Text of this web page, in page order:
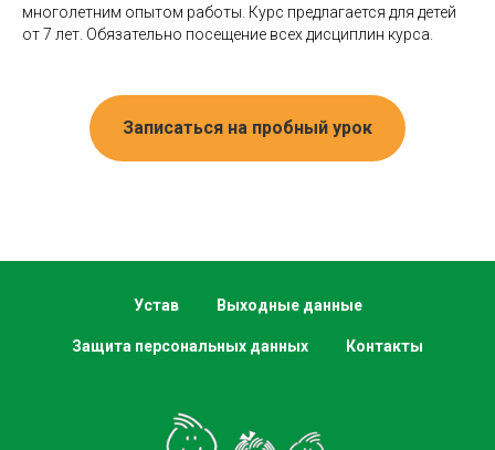
многолетним опытом работы. Курс предлагается для детей
от 7 лет. Обязательно посещение всех дисциплин курса.
Записаться на пробный урок
Устав Выходные данные
Защита персональных данных Контакты